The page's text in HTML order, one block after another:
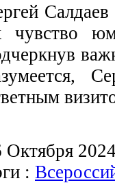
чувство
Октября
: